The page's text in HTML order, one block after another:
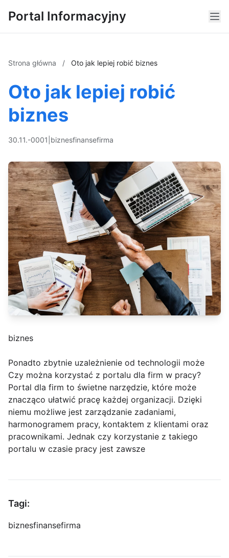
Portal Informacyjny
Strona główna / Oto jak lepiej robić biznes
Oto jak lepiej robić
biznes
30.11.-0001 biznesfinansefirma
biznes
Ponadto zbytnie uzależnienie od technologii może
Czy można korzystać z portalu dla firm w pracy?
Portal dla firm to świetne narzędzie, które może
znacząco ułatwić pracę każdej organizacji. Dzięki
niemu możliwe jest zarządzanie zadaniami,
harmonogramem pracy, kontaktem z klientami oraz
pracownikami. Jednak czy korzystanie z takiego
portalu w czasie pracy jest zawsze
Tagi:
biznesfinansefirma